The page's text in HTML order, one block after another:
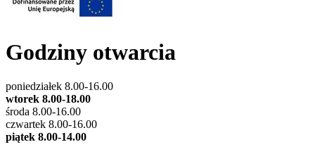
Godziny otwarcia
poniedziałek 8.00-16.00
wtorek 8.00-18.00
środa 8.00-16.00
czwartek 8.00-16.00
piątek 8.00-14.00